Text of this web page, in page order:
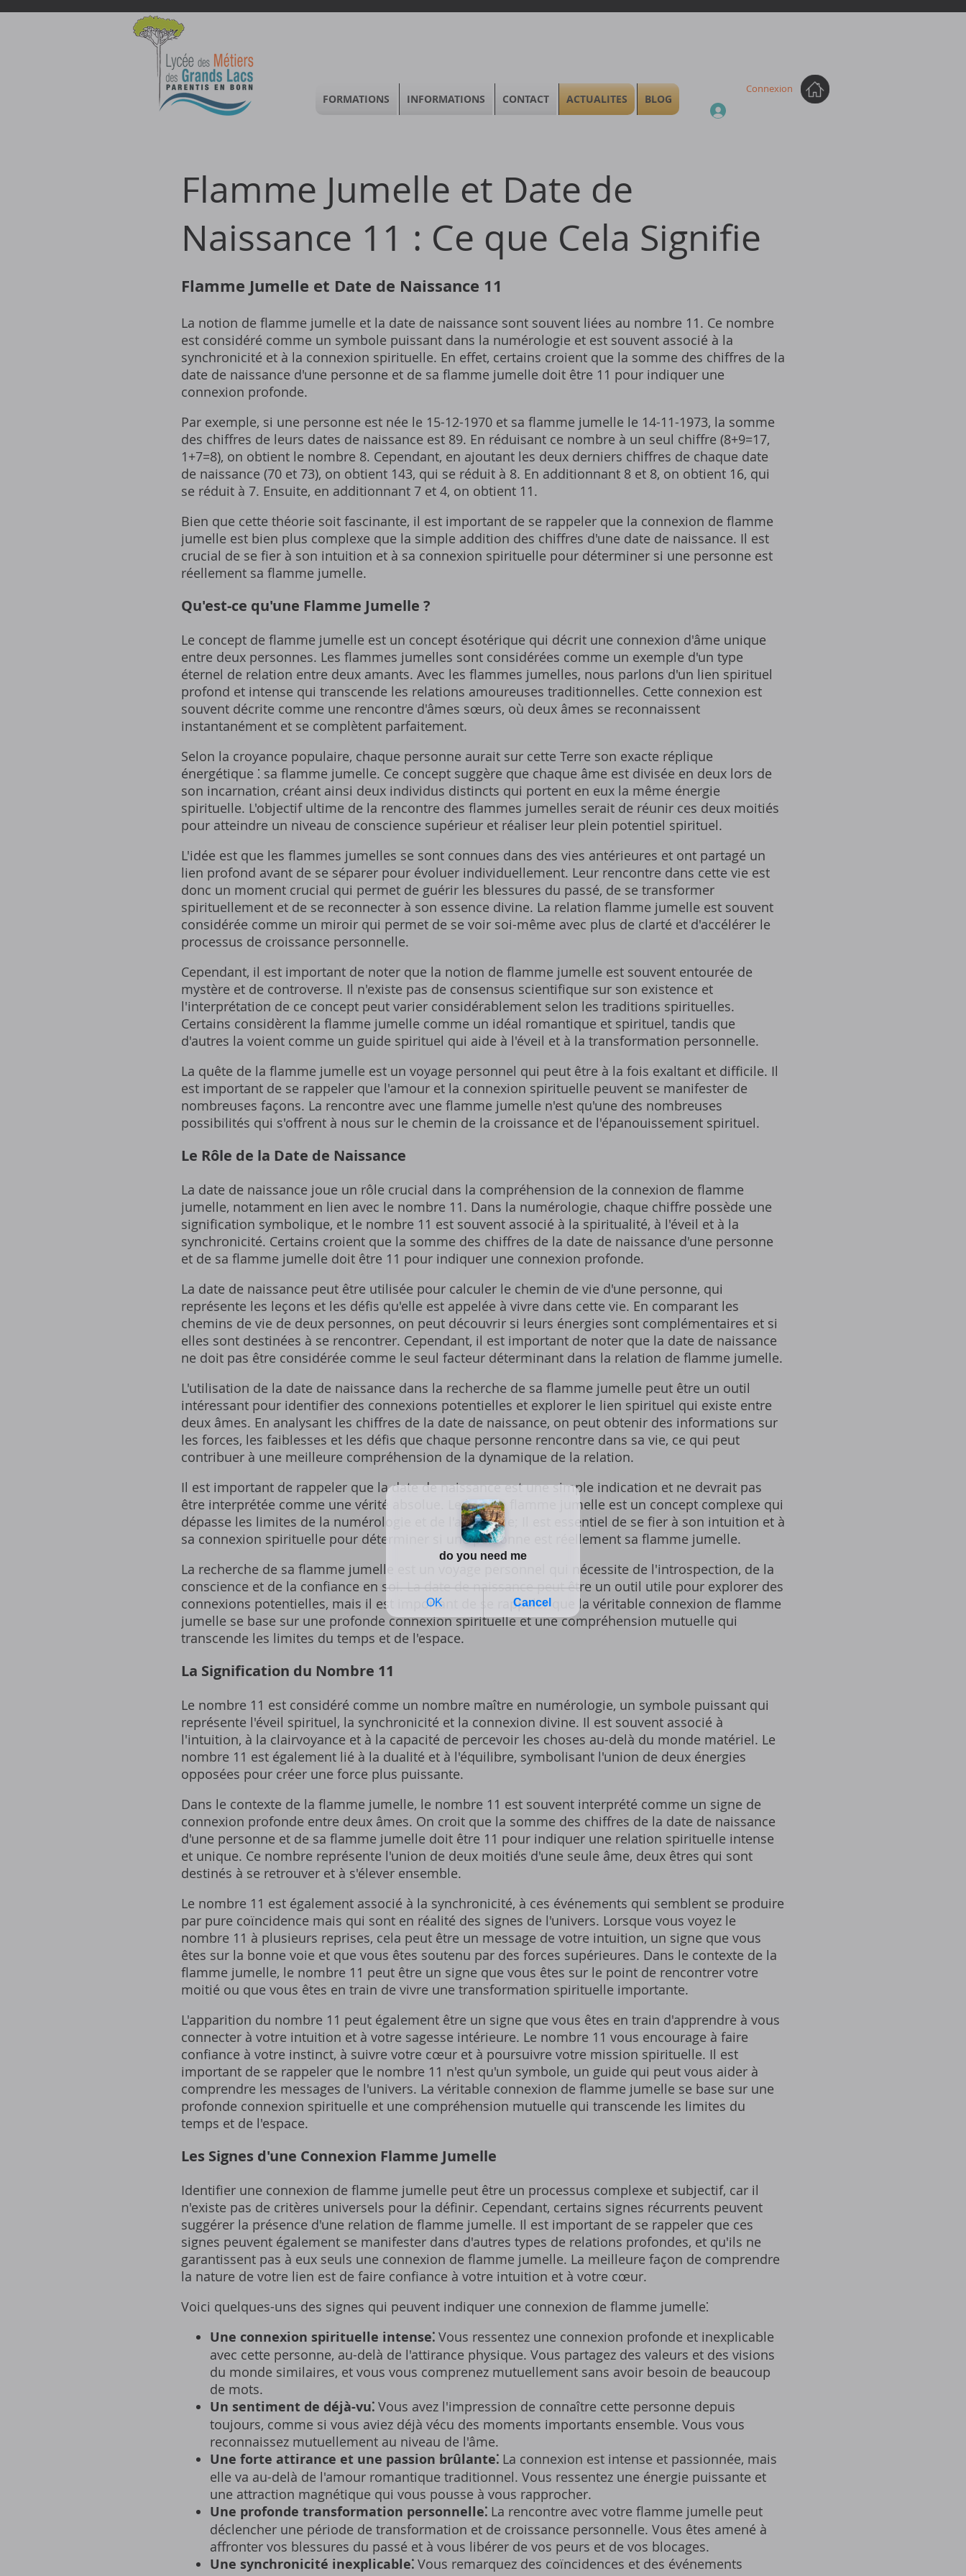
Connexion
Flamme Jumelle et Date de
Naissance 11 : Ce que Cela Signifie
Flamme Jumelle et Date de Naissance 11
La notion de flamme jumelle et la date de naissance sont souvent liées au nombre 11. Ce nombre
est considéré comme un symbole puissant dans la numérologie et est souvent associé à la
synchronicité et à la connexion spirituelle. En effet‚ certains croient que la somme des chiffres de la
date de naissance d'une personne et de sa flamme jumelle doit être 11 pour indiquer une
connexion profonde.
Par exemple‚ si une personne est née le 15-12-1970 et sa flamme jumelle le 14-11-1973‚ la somme
des chiffres de leurs dates de naissance est 89. En réduisant ce nombre à un seul chiffre (8+9=17‚
1+7=8)‚ on obtient le nombre 8. Cependant‚ en ajoutant les deux derniers chiffres de chaque date
de naissance (70 et 73)‚ on obtient 143‚ qui se réduit à 8. En additionnant 8 et 8‚ on obtient 16‚ qui
se réduit à 7. Ensuite‚ en additionnant 7 et 4‚ on obtient 11.
Bien que cette théorie soit fascinante‚ il est important de se rappeler que la connexion de flamme
jumelle est bien plus complexe que la simple addition des chiffres d'une date de naissance. Il est
crucial de se fier à son intuition et à sa connexion spirituelle pour déterminer si une personne est
réellement sa flamme jumelle.
Qu'est-ce qu'une Flamme Jumelle ?
Le concept de flamme jumelle est un concept ésotérique qui décrit une connexion d'âme unique
entre deux personnes. Les flammes jumelles sont considérées comme un exemple d'un type
éternel de relation entre deux amants. Avec les flammes jumelles‚ nous parlons d'un lien spirituel
profond et intense qui transcende les relations amoureuses traditionnelles. Cette connexion est
souvent décrite comme une rencontre d'âmes sœurs‚ où deux âmes se reconnaissent
instantanément et se complètent parfaitement.
Selon la croyance populaire‚ chaque personne aurait sur cette Terre son exacte réplique
énergétique ⁚ sa flamme jumelle. Ce concept suggère que chaque âme est divisée en deux lors de
son incarnation‚ créant ainsi deux individus distincts qui portent en eux la même énergie
spirituelle. L'objectif ultime de la rencontre des flammes jumelles serait de réunir ces deux moitiés
pour atteindre un niveau de conscience supérieur et réaliser leur plein potentiel spirituel.
L'idée est que les flammes jumelles se sont connues dans des vies antérieures et ont partagé un
lien profond avant de se séparer pour évoluer individuellement. Leur rencontre dans cette vie est
donc un moment crucial qui permet de guérir les blessures du passé‚ de se transformer
spirituellement et de se reconnecter à son essence divine. La relation flamme jumelle est souvent
considérée comme un miroir qui permet de se voir soi-même avec plus de clarté et d'accélérer le
processus de croissance personnelle.
Cependant‚ il est important de noter que la notion de flamme jumelle est souvent entourée de
mystère et de controverse. Il n'existe pas de consensus scientifique sur son existence et
l'interprétation de ce concept peut varier considérablement selon les traditions spirituelles.
Certains considèrent la flamme jumelle comme un idéal romantique et spirituel‚ tandis que
d'autres la voient comme un guide spirituel qui aide à l'éveil et à la transformation personnelle.
La quête de la flamme jumelle est un voyage personnel qui peut être à la fois exaltant et difficile. Il
est important de se rappeler que l'amour et la connexion spirituelle peuvent se manifester de
nombreuses façons. La rencontre avec une flamme jumelle n'est qu'une des nombreuses
possibilités qui s'offrent à nous sur le chemin de la croissance et de l'épanouissement spirituel.
Le Rôle de la Date de Naissance
La date de naissance joue un rôle crucial dans la compréhension de la connexion de flamme
jumelle‚ notamment en lien avec le nombre 11. Dans la numérologie‚ chaque chiffre possède une
signification symbolique‚ et le nombre 11 est souvent associé à la spiritualité‚ à l'éveil et à la
synchronicité. Certains croient que la somme des chiffres de la date de naissance d'une personne
et de sa flamme jumelle doit être 11 pour indiquer une connexion profonde.
La date de naissance peut être utilisée pour calculer le chemin de vie d'une personne‚ qui
représente les leçons et les défis qu'elle est appelée à vivre dans cette vie. En comparant les
chemins de vie de deux personnes‚ on peut découvrir si leurs énergies sont complémentaires et si
elles sont destinées à se rencontrer. Cependant‚ il est important de noter que la date de naissance
ne doit pas être considérée comme le seul facteur déterminant dans la relation de flamme jumelle.
L'utilisation de la date de naissance dans la recherche de sa flamme jumelle peut être un outil
intéressant pour identifier des connexions potentielles et explorer le lien spirituel qui existe entre
deux âmes. En analysant les chiffres de la date de naissance‚ on peut obtenir des informations sur
les forces‚ les faiblesses et les défis que chaque personne rencontre dans sa vie‚ ce qui peut
contribuer à une meilleure compréhension de la dynamique de la relation.
Il est important de rappeler que la date de naissance est une simple indication et ne devrait pas
être interprétée comme une vérité absolue. Le lien de flamme jumelle est un concept complexe qui
dépasse les limites de la numérologie et de l'astrologie; Il est essentiel de se fier à son intuition et à
sa connexion spirituelle pour déterminer si une personne est réellement sa flamme jumelle.
La recherche de sa flamme jumelle est un voyage personnel qui nécessite de l'introspection‚ de la
conscience et de la confiance en soi. La date de naissance peut être un outil utile pour explorer des
connexions potentielles‚ mais il est important de se rappeler que la véritable connexion de flamme
jumelle se base sur une profonde connexion spirituelle et une compréhension mutuelle qui
transcende les limites du temps et de l'espace.
La Signification du Nombre 11
Le nombre 11 est considéré comme un nombre maître en numérologie‚ un symbole puissant qui
représente l'éveil spirituel‚ la synchronicité et la connexion divine. Il est souvent associé à
l'intuition‚ à la clairvoyance et à la capacité de percevoir les choses au-delà du monde matériel. Le
nombre 11 est également lié à la dualité et à l'équilibre‚ symbolisant l'union de deux énergies
opposées pour créer une force plus puissante.
Dans le contexte de la flamme jumelle‚ le nombre 11 est souvent interprété comme un signe de
connexion profonde entre deux âmes. On croit que la somme des chiffres de la date de naissance
d'une personne et de sa flamme jumelle doit être 11 pour indiquer une relation spirituelle intense
et unique. Ce nombre représente l'union de deux moitiés d'une seule âme‚ deux êtres qui sont
destinés à se retrouver et à s'élever ensemble.
Le nombre 11 est également associé à la synchronicité‚ à ces événements qui semblent se produire
par pure coïncidence mais qui sont en réalité des signes de l'univers. Lorsque vous voyez le
nombre 11 à plusieurs reprises‚ cela peut être un message de votre intuition‚ un signe que vous
êtes sur la bonne voie et que vous êtes soutenu par des forces supérieures. Dans le contexte de la
flamme jumelle‚ le nombre 11 peut être un signe que vous êtes sur le point de rencontrer votre
moitié ou que vous êtes en train de vivre une transformation spirituelle importante.
L'apparition du nombre 11 peut également être un signe que vous êtes en train d'apprendre à vous
connecter à votre intuition et à votre sagesse intérieure. Le nombre 11 vous encourage à faire
confiance à votre instinct‚ à suivre votre cœur et à poursuivre votre mission spirituelle. Il est
important de se rappeler que le nombre 11 n'est qu'un symbole‚ un guide qui peut vous aider à
comprendre les messages de l'univers. La véritable connexion de flamme jumelle se base sur une
profonde connexion spirituelle et une compréhension mutuelle qui transcende les limites du
temps et de l'espace.
Les Signes d'une Connexion Flamme Jumelle
Identifier une connexion de flamme jumelle peut être un processus complexe et subjectif‚ car il
n'existe pas de critères universels pour la définir. Cependant‚ certains signes récurrents peuvent
suggérer la présence d'une relation de flamme jumelle. Il est important de se rappeler que ces
signes peuvent également se manifester dans d'autres types de relations profondes‚ et qu'ils ne
garantissent pas à eux seuls une connexion de flamme jumelle. La meilleure façon de comprendre
la nature de votre lien est de faire confiance à votre intuition et à votre cœur.
Voici quelques-uns des signes qui peuvent indiquer une connexion de flamme jumelle⁚
Une connexion spirituelle intense⁚ Vous ressentez une connexion profonde et inexplicable
avec cette personne‚ au-delà de l'attirance physique. Vous partagez des valeurs et des visions
du monde similaires‚ et vous vous comprenez mutuellement sans avoir besoin de beaucoup
de mots.
Un sentiment de déjà-vu⁚ Vous avez l'impression de connaître cette personne depuis
toujours‚ comme si vous aviez déjà vécu des moments importants ensemble. Vous vous
reconnaissez mutuellement au niveau de l'âme.
Une forte attirance et une passion brûlante⁚ La connexion est intense et passionnée‚ mais
elle va au-delà de l'amour romantique traditionnel. Vous ressentez une énergie puissante et
une attraction magnétique qui vous pousse à vous rapprocher.
Une profonde transformation personnelle⁚ La rencontre avec votre flamme jumelle peut
déclencher une période de transformation et de croissance personnelle. Vous êtes amené à
affronter vos blessures du passé et à vous libérer de vos peurs et de vos blocages.
Une synchronicité inexplicable⁚ Vous remarquez des coïncidences et des événements
FORMATIONS INFORMATIONS CONTACT ACTUALITES BLOG